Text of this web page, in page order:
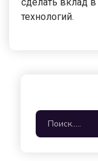
технологий.